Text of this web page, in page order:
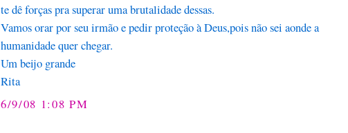
te dê forças pra superar uma brutalidade dessas.
Vamos orar por seu irmão e pedir proteção à Deus,pois não sei aonde a
humanidade quer chegar.
Um beijo grande
Rita
6/9/08 1:08 PM